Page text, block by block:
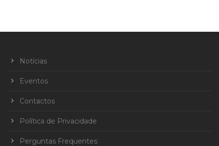
Notícias
Eventos
Contactos
Política de Privacidade
Perguntas Frequentes